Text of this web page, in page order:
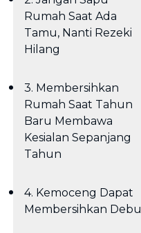
Rumah Saat Ada
Tamu, Nanti Rezeki
Hilang
3. Membersihkan
Rumah Saat Tahun
Baru Membawa
Kesialan Sepanjang
Tahun
4. Kemoceng Dapat
Membersihkan Debu